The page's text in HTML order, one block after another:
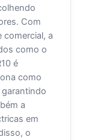
Com
comercial, a
como o
é
como
garantindo
a
em
o